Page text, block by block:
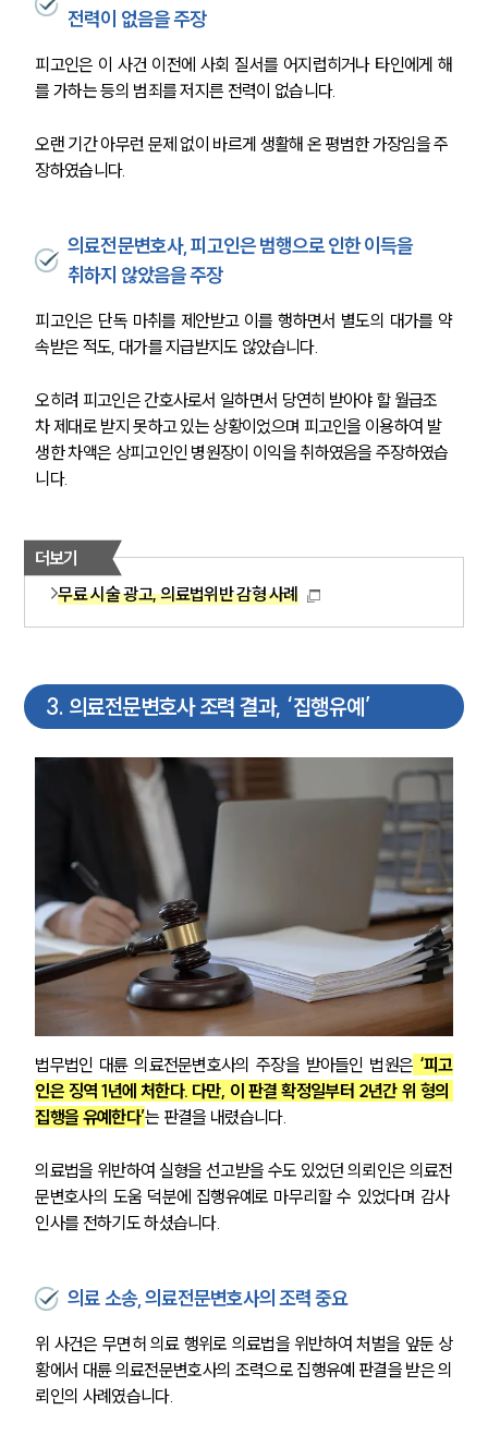
전력이 없음을 주장
피고인은 이 사건 이전에 사회 질서를 어지럽히거나 타인에게 해
를 가하는 등의 범죄를 저지른 전력이 없습니다.
오랜 기간 아무런 문제 없이 바르게 생활해 온 평범한 가장임을 주
장하였습니다.
의료전문변호사, 피고인은 범행으로 인한 이득을
취하지 않았음을 주장
피고인은 단독 마취를 제안받고 이를 행하면서 별도의 대가를 약
속받은 적도, 대가를 지급받지도 않았습니다.
오히려 피고인은 간호사로서 일하면서 당연히 받아야 할 월급조
차 제대로 받지 못하고 있는 상황이었으며 피고인을 이용하여 발
생한 차액은 상피고인인 병원장이 이익을 취하였음을 주장하였습
니다.
더보기
무료 시술 광고, 의료법위반 감형 사례
3. 의료전문변호사 조력 결과, ‘집행유예’
법무법인 대륜 의료전문변호사의 주장을 받아들인 법원은 ‘피고
인은 징역 1년에 처한다. 다만, 이 판결 확정일부터 2년간 위 형의
집행을 유예한다’는 판결을 내렸습니다.
의료법을 위반하여 실형을 선고받을 수도 있었던 의뢰인은 의료전
문변호사의 도움 덕분에 집행유예로 마무리할 수 있었다며 감사
인사를 전하기도 하셨습니다.
의료 소송, 의료전문변호사의 조력 중요
위 사건은 무면허 의료 행위로 의료법을 위반하여 처벌을 앞둔 상
황에서 대륜 의료전문변호사의 조력으로 집행유예 판결을 받은 의
뢰인의 사례였습니다.